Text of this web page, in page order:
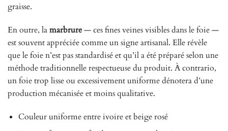
graisse.
En outre, lamarbrure— ces fines veines visibles dans le foie —
est souvent appréciée comme un signe artisanal. Elle révèle
que le foie n’est pas standardisé et qu’il a été préparé selon une
méthode traditionnelle respectueuse du produit. À contrario,
un foie trop lisse ou excessivement uniforme dénotera d’une
production mécanisée et moins qualitative.
Couleur uniforme entre ivoire et beige rosé